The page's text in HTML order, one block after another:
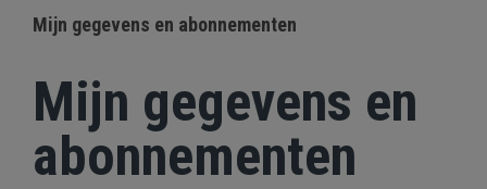
Mijn gegevens en abonnementen
Mijn gegevens en
abonnementen